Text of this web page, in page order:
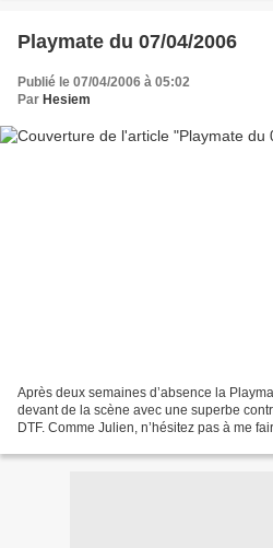
Playmate du 07/04/2006
Publié le 07/04/2006 à 05:02
Par Hesiem
Après deux semaines d’absence la
devant de la scène avec une superbe
DTF. Comme Julien, n’hésitez pas à me